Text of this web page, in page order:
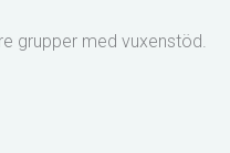
grupper med vuxenstöd.